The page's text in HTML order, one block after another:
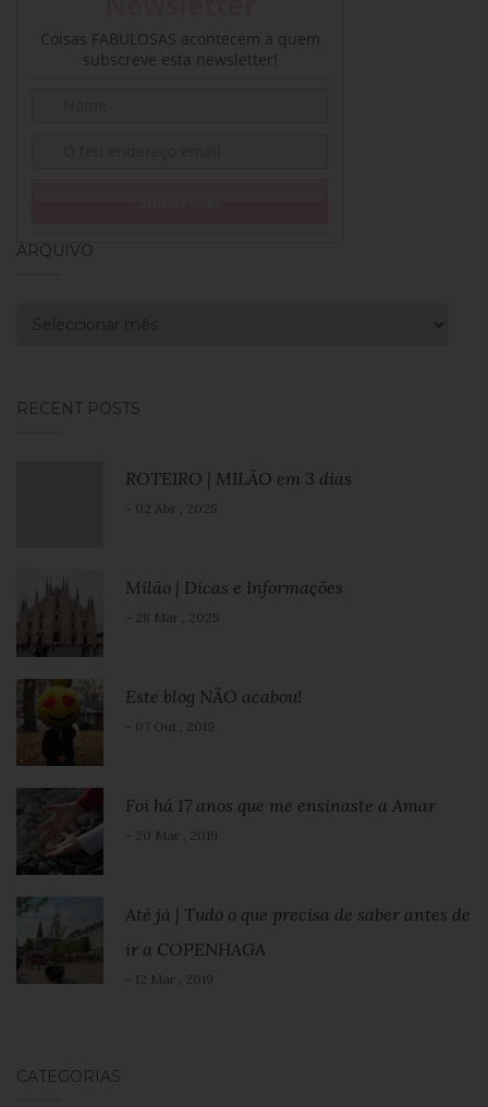
Coisas FABULOSAS acontecem a quem
subscreve esta newsletter!
ARQUIVO
RECENT POSTS
ROTEIRO | MILÃO em 3 dias
- 02 Abr , 2025
Milão | Dicas e Informações
- 28 Mar , 2025
Este blog NÃO acabou!
- 07 Out , 2019
Foi há 17 anos que me ensinaste a Amar
- 20 Mar , 2019
Até já | Tudo o que precisa de saber antes de
ir a COPENHAGA
- 12 Mar , 2019
CATEGORIAS